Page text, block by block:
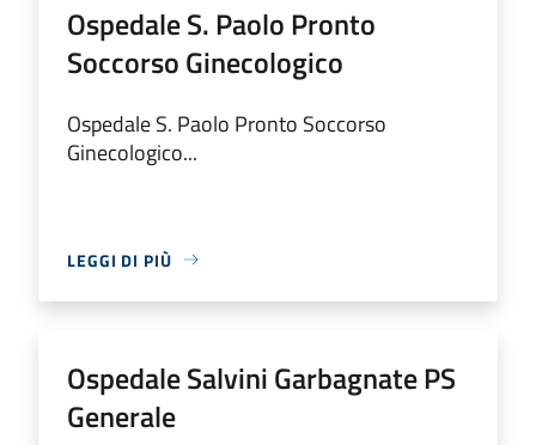
Ospedale S. Paolo Pronto
Soccorso Ginecologico
Ospedale S. Paolo Pronto Soccorso
Ginecologico...
LEGGI DI PIÙ
Ospedale Salvini Garbagnate PS
Generale